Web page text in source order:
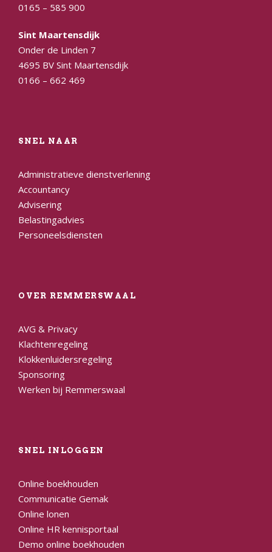
0165 – 585 900
Sint Maartensdijk
Onder de Linden 7
4695 BV Sint Maartensdijk
0166 – 662 469
SNEL NAAR
Administratieve dienstverlening
Accountancy
Advisering
Belastingadvies
Personeelsdiensten
OVER REMMERSWAAL
AVG & Privacy
Klachtenregeling
Klokkenluidersregeling
Sponsoring
Werken bij Remmerswaal
SNEL INLOGGEN
Online boekhouden
Communicatie Gemak
Online lonen
Online HR kennisportaal
Demo online boekhouden